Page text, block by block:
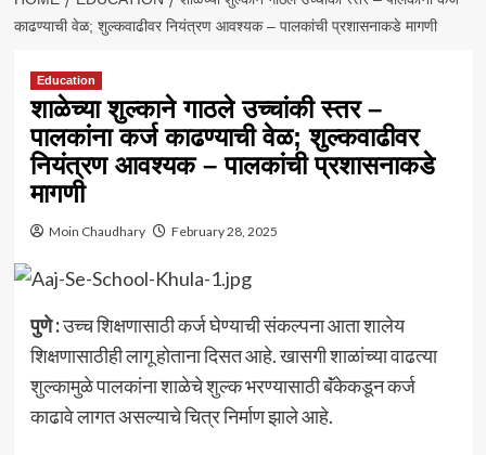
काढण्याची वेळ; शुल्कवाढीवर नियंत्रण आवश्यक – पालकांची प्रशासनाकडे मागणी
Education
शाळेच्या शुल्काने गाठले उच्चांकी स्तर –
पालकांना कर्ज काढण्याची वेळ; शुल्कवाढीवर
नियंत्रण आवश्यक – पालकांची प्रशासनाकडे
मागणी
Moin Chaudhary February 28, 2025
पुणे :उच्च शिक्षणासाठी कर्ज घेण्याची संकल्पना आता शालेय
शिक्षणासाठीही लागू होताना दिसत आहे. खासगी शाळांच्या वाढत्या
शुल्कामुळे पालकांना शाळेचे शुल्क भरण्यासाठी बॅंकेकडून कर्ज
काढावे लागत असल्याचे चित्र निर्माण झाले आहे.